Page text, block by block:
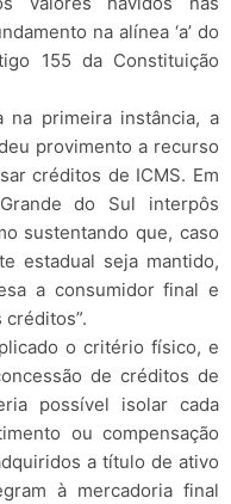
na alínea ‘a’ do
155 da Constituição
na primeira instância, a
provimento a recurso
créditos de ICMS. Em
do Sul interpôs
sustentando que, caso
estadual seja mantido,
a consumidor final e
o critério físico, e
de créditos de
possível isolar cada
ou compensação
a título de ativo
à mercadoria final